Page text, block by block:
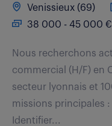
Venissieux (69)
38 000 - 45 000
Nous recherchons
commercial (H/F) en
secteur lyonnais et
missions principales
Identifier...